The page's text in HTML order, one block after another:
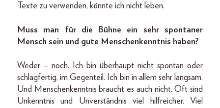
Texte zu verwenden, könnte ich nicht leben.
Muss man für die Bühne ein sehr spontaner
Mensch sein und gute Menschenkenntnis haben?
Weder – noch. Ich bin überhaupt nicht spontan oder
schlagfertig, im Gegenteil. Ich bin in allem sehr langsam.
Und Menschenkenntnis braucht es auch nicht. Oft sind
Unkenntnis und Unverständnis viel hilfreicher. Viel